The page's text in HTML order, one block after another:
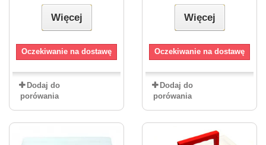
Więcej
Oczekiwanie na dostawę
Dodaj do
porówania
Więcej
Oczekiwanie na dostawę
Dodaj do
porówania